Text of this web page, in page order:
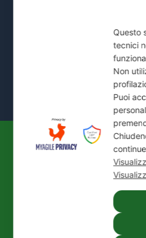
Mostra Tutte le Zone
© 2026
IDEAL JET
| P. IVA
REA: MI-1339524 | Via
San
+39 02 24416880| PEC:
|
Questo
tecnici
Non
Puoi